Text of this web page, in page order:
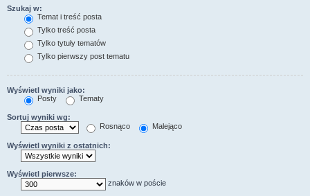
Szukaj w:
Temat i treść posta
Tylko treść posta
Tylko tytuły tematów
Tylko pierwszy post tematu
Wyświetl wyniki jako:
Posty
Tematy
Sortuj wyniki wg:
Rosnąco
Malejąco
Wyświetl wyniki z ostatnich:
Wyświetl pierwsze:
znaków w poście